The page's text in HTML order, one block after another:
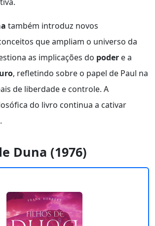
também introduz novos
que ampliam o universo da
as implicações do poder e a
, refletindo sobre o papel de Paul na
de liberdade e controle. A
do livro continua a cativar
Duna (1976)